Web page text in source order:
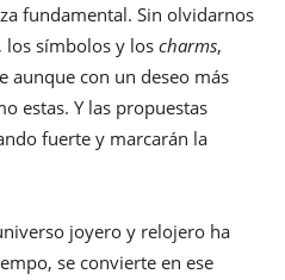
fundamental. Sin olvidarnos
los símbolos y los charms,
aunque con un deseo más
estas. Y las propuestas
fuerte y marcarán la
joyero y relojero ha
se convierte en ese